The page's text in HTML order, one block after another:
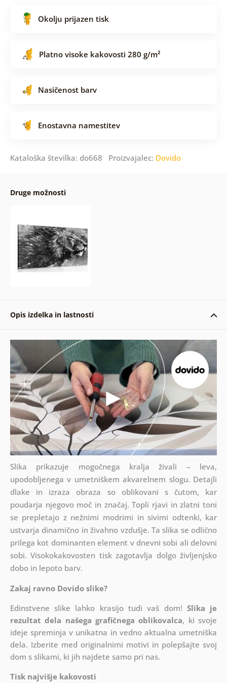
Okolju prijazen tisk
Platno visoke kakovosti 280 g/m²
Nasičenost barv
Enostavna namestitev
Kataloška številka: do668 Proizvajalec: Dovido
Druge možnosti
Opis izdelka in lastnosti
Slika prikazuje mogočnega kralja živali – leva,
upodobljenega v umetniškem akvarelnem slogu. Detajli
dlake in izraza obraza so oblikovani s čutom, kar
poudarja njegovo moč in značaj. Topli rjavi in zlatni toni
se prepletajo z nežnimi modrimi in sivimi odtenki, kar
ustvarja dinamično in živahno vzdušje. Ta slika se odlično
prilega kot dominanten element v dnevni sobi ali delovni
sobi. Visokokakovosten tisk zagotavlja dolgo življenjsko
dobo in lepoto barv.
Zakaj ravno Dovido slike?
Edinstvene slike lahko krasijo tudi vaš dom! Slika je
rezultat dela našega grafičnega oblikovalca, ki svoje
ideje spreminja v unikatna in vedno aktualna umetniška
dela. Izberite med originalnimi motivi in polepšajte svoj
dom s slikami, ki jih najdete samo pri nas.
Tisk najvišje kakovosti